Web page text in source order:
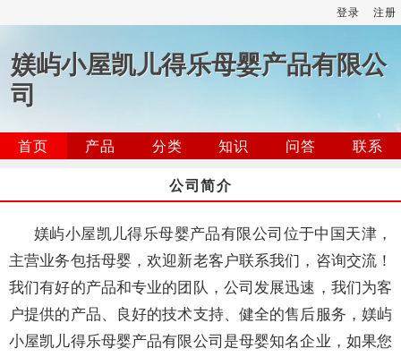
登录 注册
媄屿小屋凯儿得乐母婴产品有限公
司
首页 产品 分类 知识 问答
联系
公司简介
媄屿小屋凯儿得乐母婴产品有限公司位于中国天津，
主营业务包括母婴，欢迎新老客户联系我们，咨询交流！
我们有好的产品和专业的团队，公司发展迅速，我们为客
户提供的产品、良好的技术支持、健全的售后服务，媄屿
小屋凯儿得乐母婴产品有限公司是母婴知名企业，如果您